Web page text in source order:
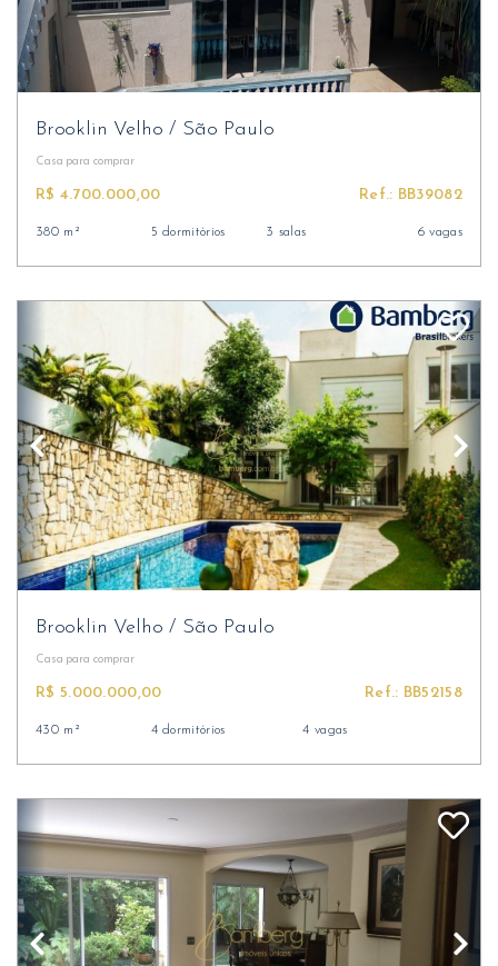
Brooklin Velho/ São Paulo
Casa para comprar
R$ 4.700.000,00 Ref.: BB39082
380 m² 5 dormitórios 3 salas 6 vagas
Brooklin Velho/ São Paulo
Casa para comprar
R$ 5.000.000,00 Ref.: BB52158
430 m² 4 dormitórios 4 vagas